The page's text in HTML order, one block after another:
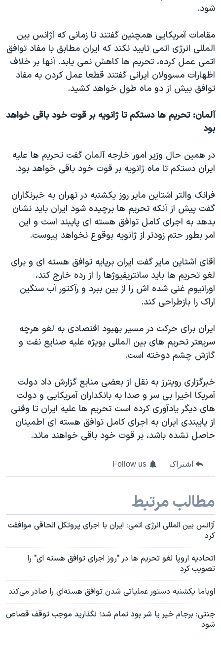
شود.
مقامات آمریکایی همچنین گفتند تا زمانی که آژانس بین
المللی انرژی اتمی تایید نکند که ایران مطابق با مفاد توافق
اتمی عمل کرده، تحریم ها کاهش نمی یابد. آنها بر خلاف
اظهارات مسوولان ایرانی گفتند قطعا عمل کردن به مفاد
توافق بیش از دو ماه طول خواهد کشید.
آلمان: تحریم ها دستکم تا ژانویه بر قوت خود باقی خواهد
بود
در همین حال وزیر امور خارجه آلمان گفت تحریم ها علیه
ایران دستکم تا ماه ژانویه بر قوت خود باقی خواهد بود.
فرانک والتر اشتاین مایر روز یکشنبه در تهران به خبرنگاران
گفت پیش از آنکه تحریم ها برچیده شود ایران باید نشان
بدهد به اجرای کامل توافق هسته ای پایبند است و این
امر بطور حتم زودتر از ژانویه بوقوع نخواهد پیوست.
آقای اشتاین مایر گفت ایران برپایه توافق هسته ای و برای
لغو تحریم ها باید سانتریفیوژها را از رده خارج کند،
اورانیوم غنی شده اش را از بین ببرد و رآکتور آب سنگین
اراک را بازطراحی کند.
ایران برای حرکت در مسیر بهبود اقتصادی به لغو هرچه
سریعتر تحریم های بین المللی بویژه علیه صنایع نفت و
گازش چشم دوخته است.
خبرگزاری رویترز به نقل از بعضی منابع گزارش داد دولت
آمریکا اخیرا بی سر و صدا به بانکداران آمریکایی و دولت
های دیگر یادآوری کرده است تحریم ها علیه ایران تا وقتی
از پایبندی ایران به اجرای کامل توافق هسته ای اطمینان
حاصل نشده باشد، بر قوت خود باقی خواهند ماند.
اشتراک Follow us
مطالب مرتبط
آژانس بین المللی انرژی اتمی: ایران با اجرای پروتکل الحاقی موافقت
کرد
اتحادیه اروپا لغو تحریم‌ ها در "روز اجرای توافق هسته ای" را
تصویب کرد
اوباما یکشنبه دستور عملیاتی شدن توافق هسته‌ای را صادر می‌کند
جنتی: برجام خیر یا شر بود تمام شد؛ نگذارید موجب توقف قصاص
شود